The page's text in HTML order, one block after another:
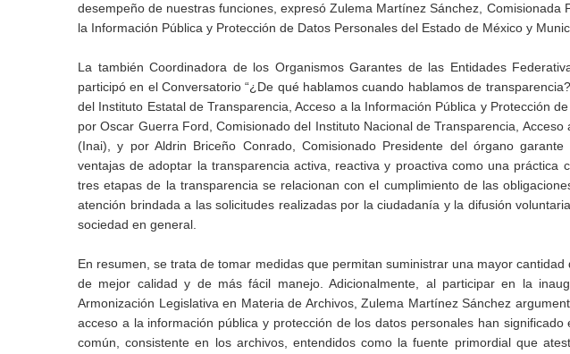
desempeño de nuestras funciones, expresó Zulema Martínez Sánchez, Comisionada
la Información Pública y Protección de Datos Personales del Estado de México y
La también Coordinadora de los Organismos Garantes de las Entidades
participó en el Conversatorio “¿De qué hablamos cuando hablamos de
del Instituto Estatal de Transparencia, Acceso a la Información Pública y Protección
por Oscar Guerra Ford, Comisionado del Instituto Nacional de Transparencia,
(Inai), y por Aldrin Briceño Conrado, Comisionado Presidente del órgano
ventajas de adoptar la transparencia activa, reactiva y proactiva como una práctica
tres etapas de la transparencia se relacionan con el cumplimiento de las
atención brindada a las solicitudes realizadas por la ciudadanía y la difusión
sociedad en general.
En resumen, se trata de tomar medidas que permitan suministrar una mayor
de mejor calidad y de más fácil manejo. Adicionalmente, al participar en la
Armonización Legislativa en Materia de Archivos, Zulema Martínez Sánchez
acceso a la información pública y protección de los datos personales han
común, consistente en los archivos, entendidos como la fuente primordial que